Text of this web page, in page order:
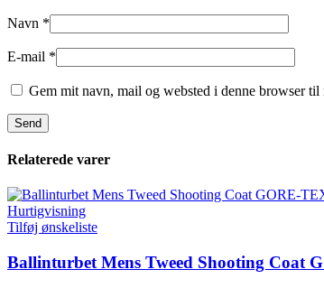
Navn *
E-mail *
Gem mit navn, mail og websted i denne browser til
Relaterede varer
Hurtigvisning
Tilføj ønskeliste
Ballinturbet Mens Tweed Shooting Coat